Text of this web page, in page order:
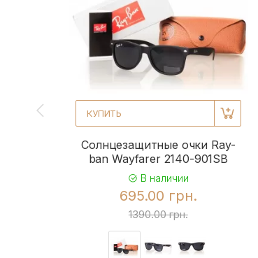
КУПИТЬ
Солнцезащитные очки Ray-
ban Wayfarer 2140-901SB
В наличии
695.00 грн.
1390.00 грн.